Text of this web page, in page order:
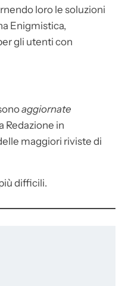
loro le soluzioni
Enigmistica,
gli utenti con
aggiornate
Redazione in
maggiori riviste di
difficili.